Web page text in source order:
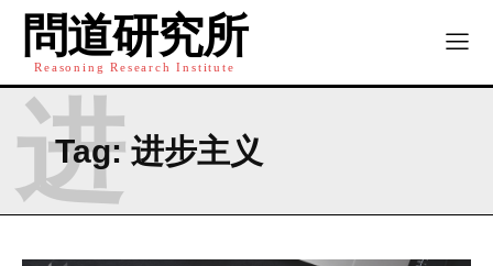
通的桥梁。我们根植于中华文明深厚的科学智慧，结合现代
方法，探索宇宙、自然与人类社会的深层规律。通过系统研
究与跨学科对话，推动传统与现代的创新融合，如中西医结
合、太极启迪AI。我们旨在为理解当今世界提供基于传统智慧
与现代科学的解决方案，并展望构建以人为本、尊重自然的
全球知识体系，共同探索真理，开创未来。
問道研究所
Reasoning Research Institute
Tag:进步主义
进